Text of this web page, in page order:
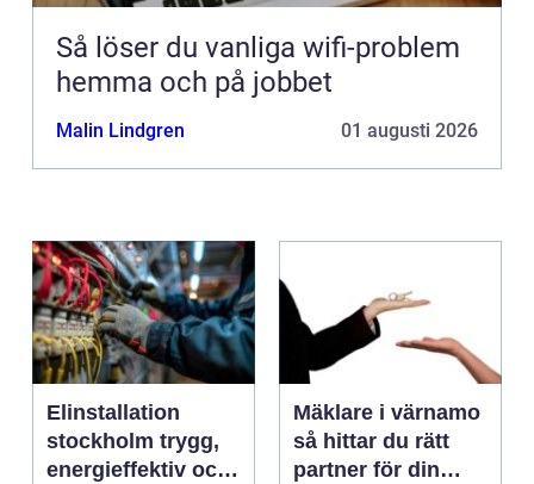
Så löser du vanliga wifi-problem
hemma och på jobbet
Malin Lindgren 01 augusti 2026
Elinstallation
stockholm trygg,
energieffektiv och
Mäklare i värnamo
så hittar du rätt
partner för din